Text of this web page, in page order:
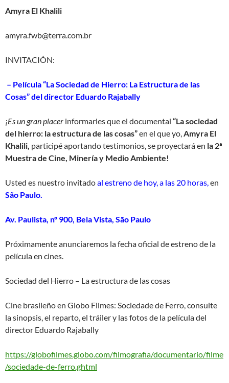
Amyra El Khalili
amyra.fwb@terra.com.br
INVITACIÓN:
– Película “La Sociedad de Hierro: La Estructura de las
Cosas” del director Eduardo Rajabally
¡Es un gran placer informarles que el documental “La sociedad
del hierro: la estructura de las cosas”en el que yo,Amyra El
Khalili, participé aportando testimonios, se proyectará en la 2ª
Muestra de Cine, Minería y Medio Ambiente!
Usted es nuestro invitadoal estreno de hoy, a las 20 horas,en
São Paulo.
Av. Paulista, nº 900, Bela Vista, São Paulo
Próximamente anunciaremos la fecha oficial de estreno de la
película en cines.
Sociedad del Hierro – La estructura de las cosas
Cine brasileño en Globo Filmes: Sociedade de Ferro, consulte
la sinopsis, el reparto, el tráiler y las fotos de la película del
director Eduardo Rajabally
https://globofilmes.globo.com/filmografia/documentario/filme
/sociedade-de-ferro.ghtml